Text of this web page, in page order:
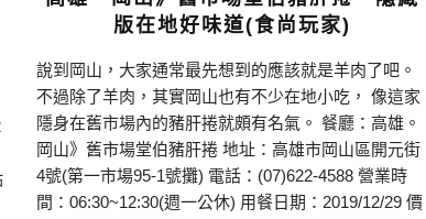
版在地好味道(食尚玩家)
說到岡山，大家通常最先想到的應該就是羊肉了吧。
不過除了羊肉，其實岡山也有不少在地小吃， 像這家
隱身在舊市場內的豬肝捲就頗有名氣。 餐廳：高雄。
岡山》舊市場堂伯豬肝捲 地址：高雄市岡山區開元街
4號(第一市場95-1號攤) 電話：(07)622-4588 營業時
間：06:30~12:30(週一公休) 用餐日期：2019/12/29 價